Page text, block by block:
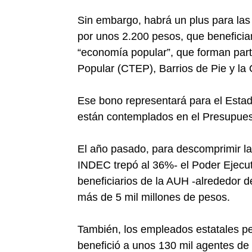
Sin embargo, habrá un plus para
por unos 2.200 pesos, que
“economía popular”, que forman
Popular (CTEP), Barrios de Pie y
Ese bono representará para el
están contemplados en el
El año pasado, para descomprimir
INDEC trepó al 36%- el Poder
beneficiarios de la AUH -alrededor
más de 5 mil millones de pesos.
También, los empleados estatales
benefició a unos 130 mil agentes